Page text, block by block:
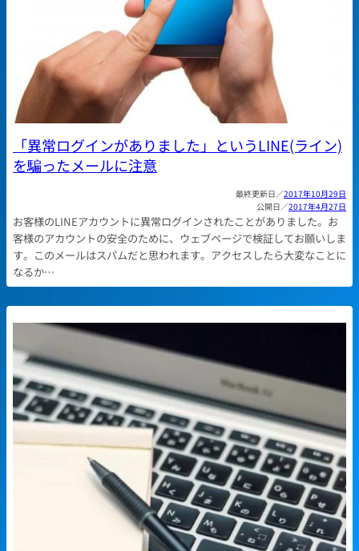
「異常ログインがありました」というLINE(ライン)
を騙ったメールに注意
2017年10月29日
2017年4月27日
お客様のLINEアカウントに異常ログインされたことがありました。お
客様のアカウントの安全のために、ウェブページで検証してお願いしま
す。このメールはスパムだと思われます。アクセスしたら大変なことに
なるか…